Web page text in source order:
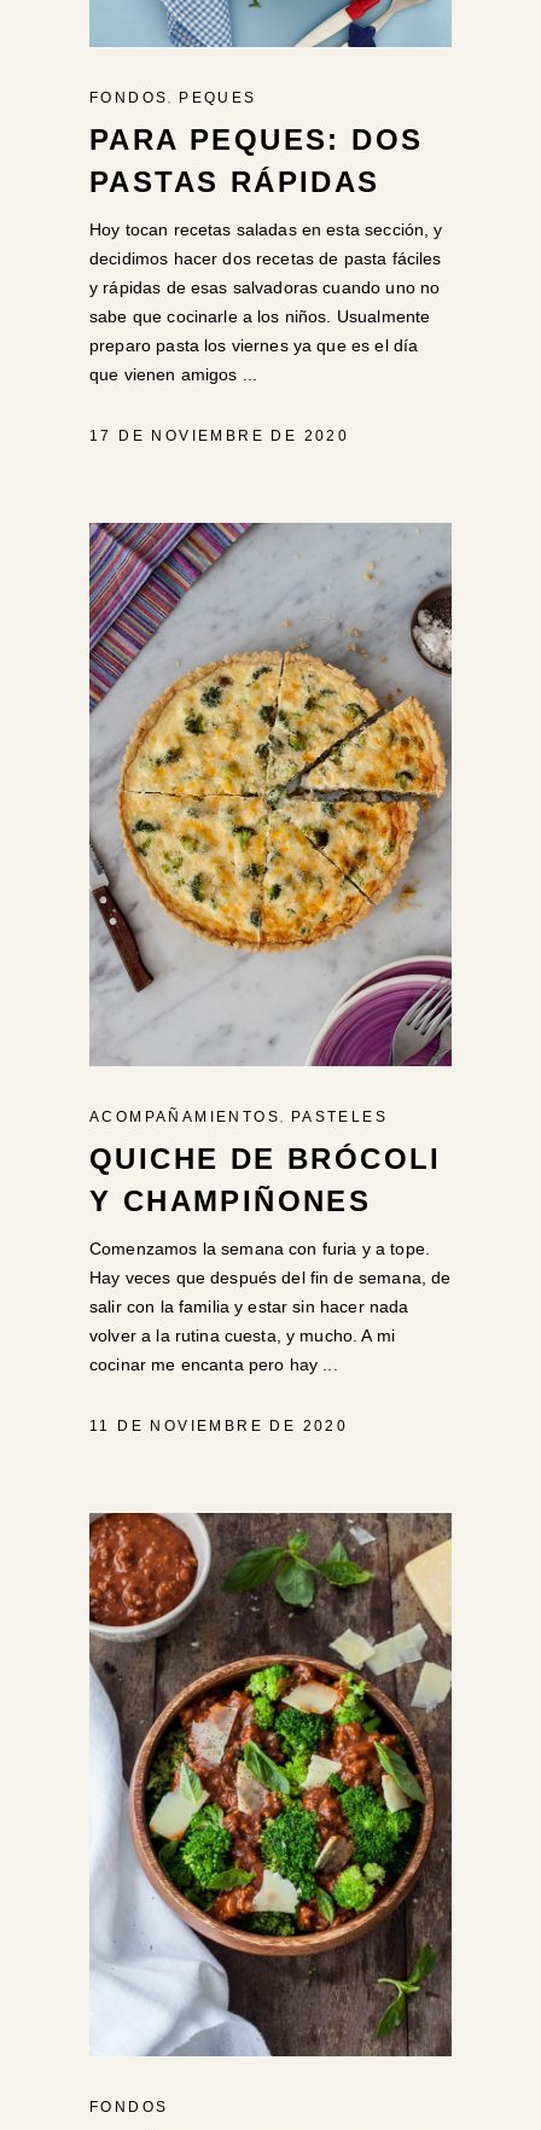
FONDOS, PEQUES
PARA PEQUES: DOS
PASTAS RÁPIDAS
Hoy tocan recetas saladas en esta sección, y
decidimos hacer dos recetas de pasta fáciles
y rápidas de esas salvadoras cuando uno no
sabe que cocinarle a los niños. Usualmente
preparo pasta los viernes ya que es el día
que vienen amigos
17 DE NOVIEMBRE DE 2020
ACOMPAÑAMIENTOS PASTELES
QUICHE DE BRÓCOLI
Y CHAMPIÑONES
Comenzamos la semana con furia y a tope.
Hay veces que después del fin de semana, de
salir con la familia y estar sin hacer nada
volver a la rutina cuesta, y mucho. A mi
cocinar me encanta pero hay
11 DE NOVIEMBRE DE 2020
FONDOS